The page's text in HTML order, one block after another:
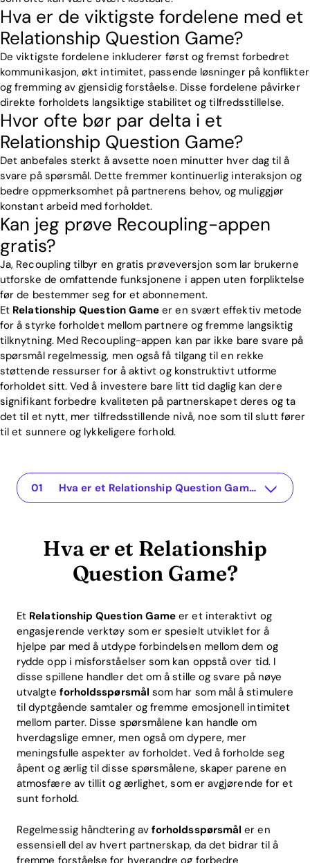
Hva er de viktigste fordelene med et
Relationship Question Game?
De viktigste fordelene inkluderer først og fremst forbedret
kommunikasjon, økt intimitet, passende løsninger på konflikter
og fremming av gjensidig forståelse. Disse fordelene påvirker
direkte forholdets langsiktige stabilitet og tilfredsstillelse.
Hvor ofte bør par delta i et
Relationship Question Game?
Det anbefales sterkt å avsette noen minutter hver dag til å
svare på spørsmål. Dette fremmer kontinuerlig interaksjon og
bedre oppmerksomhet på partnerens behov, og muliggjør
konstant arbeid med forholdet.
Kan jeg prøve Recoupling-appen
gratis?
Ja, Recoupling tilbyr en gratis prøveversjon som lar brukerne
utforske de omfattende funksjonene i appen uten forpliktelse
før de bestemmer seg for et abonnement.
Et Relationship Question Game er en svært effektiv metode
for å styrke forholdet mellom partnere og fremme langsiktig
tilknytning. Med Recoupling-appen kan par ikke bare svare på
spørsmål regelmessig, men også få tilgang til en rekke
støttende ressurser for å aktivt og konstruktivt utforme
forholdet sitt. Ved å investere bare litt tid daglig kan dere
signifikant forbedre kvaliteten på partnerskapet deres og ta
det til et nytt, mer tilfredsstillende nivå, noe som til slutt fører
til et sunnere og lykkeligere forhold.
Hva er et Relationship Question Game?
Hva er et Relationship
Question Game?
Et Relationship Question Game er et interaktivt og
engasjerende verktøy som er spesielt utviklet for å
hjelpe par med å utdype forbindelsen mellom dem og
rydde opp i misforståelser som kan oppstå over tid. I
disse spillene handler det om å stille og svare på nøye
utvalgte forholdsspørsmål som har som mål å stimulere
til dyptgående samtaler og fremme emosjonell intimitet
mellom parter. Disse spørsmålene kan handle om
hverdagslige emner, men også om dypere, mer
meningsfulle aspekter av forholdet. Ved å forholde seg
åpent og ærlig til disse spørsmålene, skaper parene en
atmosfære av tillit og ærlighet, som er avgjørende for et
sunt forhold.
Regelmessig håndtering av forholdsspørsmål er en
essensiell del av hvert partnerskap, da det bidrar til å
fremme forståelse for hverandre og forbedre